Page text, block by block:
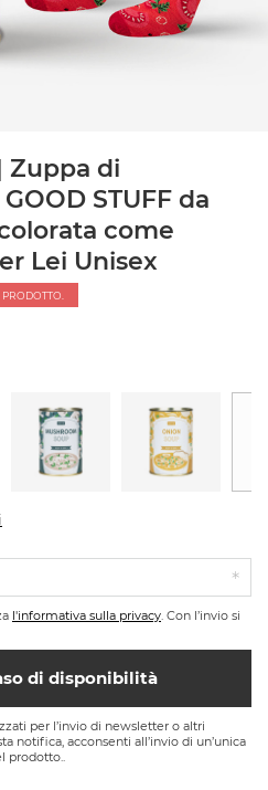
Zuppa di
STUFF da
come
Lei Unisex
l'informativa sulla privacy . Con l’invio si
di disponibilità
per l’invio di newsletter o altri
notifica, acconsenti all’invio di un’unica
prodotto..